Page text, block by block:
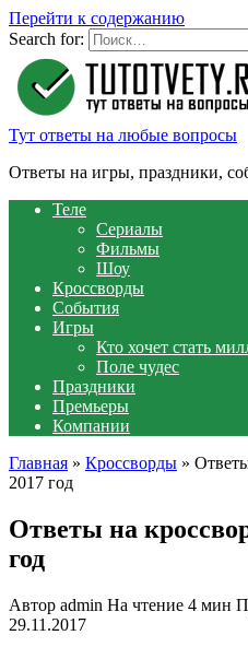
Перейти к содержанию
Search for:
Тут ответы на любые вопросы
Ответы на игры, праздники,
Теле
Сериалы
Фильмы
Шоу
Кроссворды
События
Игры
Кто хочет стать
Поле чудес
Праздники
Премьеры
Компании
Главная » Кроссворды »
2017 год
Ответы на
год
Автор admin На чтение 4 мин
29.11.2017